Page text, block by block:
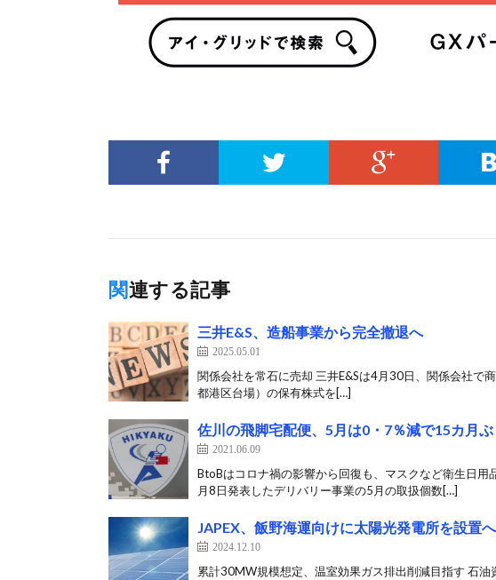
関連する記事
三井E&S、造船事業から完全撤退へ
2025.05.01
関係会社を常石に売却 三井E&Sは4月30日、関係会社で
都港区台場）の保有株式を[…]
佐川の飛脚宅配便、5月は0・7％減で15カ月
2021.06.09
BtoBはコロナ禍の影響から回復も、マスクなど衛生日
月8日発表したデリバリー事業の5月の取扱個数[…]
JAPEX、飯野海運向けに太陽光発電所を設置へ
2024.12.10
累計30MW規模想定、温室効果ガス排出削減目指す 石